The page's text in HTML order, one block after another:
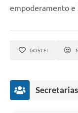
empoderamento e
GOSTEI